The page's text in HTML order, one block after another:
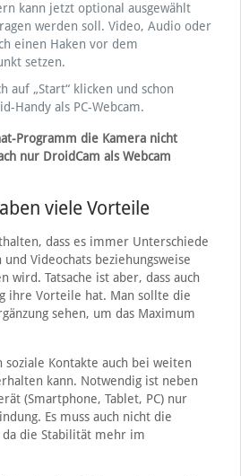
kann jetzt optional ausgewählt
werden soll. Video, Audio oder
einen Haken vor dem
setzen.
auf „Start“ klicken und schon
Handy als PC-Webcam.
Programm die Kamera nicht
nur DroidCam als Webcam
viele Vorteile
dass es immer Unterschiede
Videochats beziehungsweise
wird. Tatsache ist aber, dass auch
ihre Vorteile hat. Man sollte die
sehen, um das Maximum
soziale Kontakte auch bei weiten
kann. Notwendig ist neben
(Smartphone, Tablet, PC) nur
Es muss auch nicht die
die Stabilität mehr im